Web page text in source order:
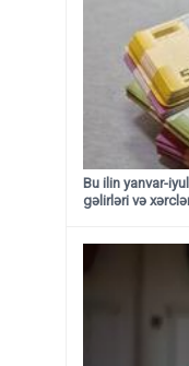
Bu ilin yanvar-
gəlirləri və